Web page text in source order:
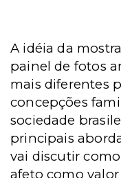
A idéia da
painel de fotos
mais diferentes
concepções
sociedade
principais
vai discutir
afeto como